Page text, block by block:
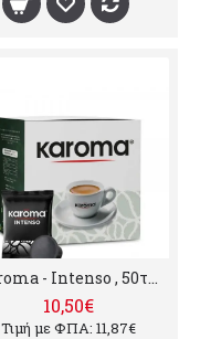
Karoma - Intenso , 50τμχ nespresso συμβατές κάψουλες
10,50€
Τιμή με ΦΠΑ: 11,87€